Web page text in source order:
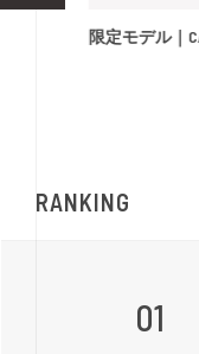
限定モデル｜
RANKING
01